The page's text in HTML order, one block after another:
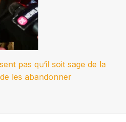
pas qu’il soit sage de la
les abandonner